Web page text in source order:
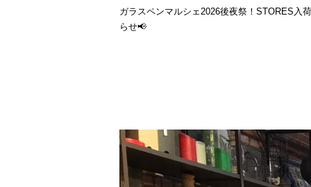
ガラスペンマルシェ2026後夜祭！STORES入
らせ📢